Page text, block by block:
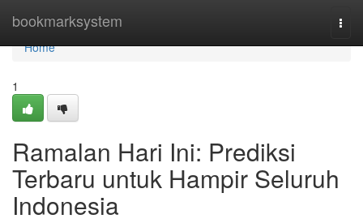
bookmarksystem
Home
Home
1
Ramalan Hari Ini: Prediksi
Terbaru untuk Hampir Seluruh
Indonesia